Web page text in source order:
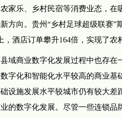
家乐、乡村民宿等消费业态，在
方向。贵州“乡村足球超级联赛
，酒店订单攀升164倍，实现了农
域商业数字化发展过程中也存
字化和智能化水平较高的商业基
设施发展水平较城市仍有较大差
的数字化发展。尽管一些连锁